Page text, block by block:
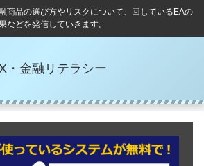
商品の選び方やリスクについて、回しているEAの
などを発信していきます。
・金融リテラシー